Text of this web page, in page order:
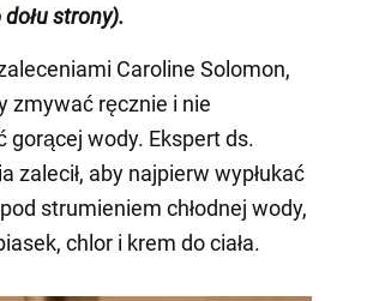
strony).
Caroline Solomon,
zmywać ręcznie i nie
gorącej wody. Ekspert ds.
zalecił, aby najpierw wypłukać
strumieniem chłodnej wody,
chlor i krem do ciała.